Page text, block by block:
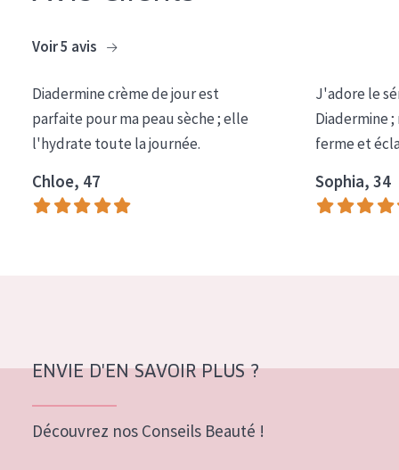
Essentials
Lift+
Expert
Peau sensible
Tous âges
Voir 5 avis
Diadermine crème de jour est
parfaite pour ma peau sèche ; elle
l'hydrate toute la journée.
Chloe, 47
J'adore le
Diadermine
ferme et
Sophia, 34
ENVIE D'EN SAVOIR PLUS ?
Découvrez nos Conseils Beauté !